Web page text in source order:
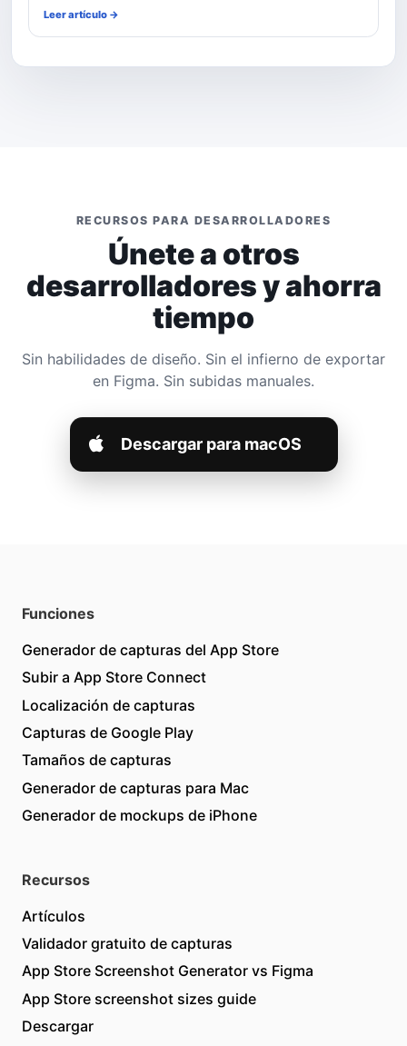
Leer artículo →
RECURSOS PARA DESARROLLADORES
Únete a otros
desarrolladores y ahorra
tiempo
Sin habilidades de diseño. Sin el infierno de exportar
en Figma. Sin subidas manuales.
Descargar para macOS
Funciones
Generador de capturas del App Store
Subir a App Store Connect
Localización de capturas
Capturas de Google Play
Tamaños de capturas
Generador de capturas para Mac
Generador de mockups de iPhone
Recursos
Artículos
Validador gratuito de capturas
App Store Screenshot Generator vs Figma
App Store screenshot sizes guide
Descargar